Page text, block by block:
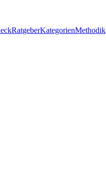
RatgeberKategorienMethodik